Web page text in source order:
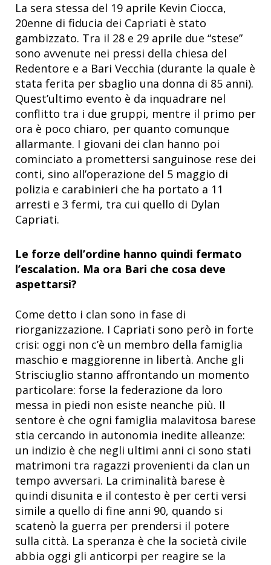
La sera stessa del 19 aprile Kevin Ciocca,
20enne di fiducia dei Capriati è stato
gambizzato. Tra il 28 e 29 aprile due “stese”
sono avvenute nei pressi della chiesa del
Redentore e a Bari Vecchia (durante la quale è
stata ferita per sbaglio una donna di 85 anni).
Quest’ultimo evento è da inquadrare nel
conflitto tra i due gruppi, mentre il primo per
ora è poco chiaro, per quanto comunque
allarmante. I giovani dei clan hanno poi
cominciato a promettersi sanguinose rese dei
conti, sino all’operazione del 5 maggio di
polizia e carabinieri che ha portato a 11
arresti e 3 fermi, tra cui quello di Dylan
Capriati.
Le forze dell’ordine hanno quindi fermato
l’escalation. Ma ora Bari che cosa deve
aspettarsi?
Come detto i clan sono in fase di
riorganizzazione. I Capriati sono però in forte
crisi: oggi non c’è un membro della famiglia
maschio e maggiorenne in libertà. Anche gli
Strisciuglio stanno affrontando un momento
particolare: forse la federazione da loro
messa in piedi non esiste neanche più. Il
sentore è che ogni famiglia malavitosa barese
stia cercando in autonomia inedite alleanze:
un indizio è che negli ultimi anni ci sono stati
matrimoni tra ragazzi provenienti da clan un
tempo avversari. La criminalità barese è
quindi disunita e il contesto è per certi versi
simile a quello di fine anni 90, quando si
scatenò la guerra per prendersi il potere
sulla città. La speranza è che la società civile
abbia oggi gli anticorpi per reagire se la